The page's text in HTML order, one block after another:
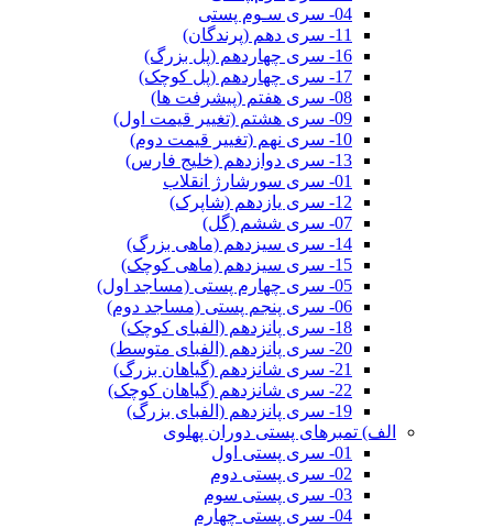
04- سری سـوم پستی
11- سری دهم (پرندگان)
16- سری چهاردهم (پل بزرگ)
17- سری چهاردهم (پل کوچک)
08- سری هفتم (پیشرفت ها)
09- سری هشتم (تغییر قیمت اول)
10- سری نهم (تغییر قیمت دوم)
13- سری دوازدهم (خلیج فارس)
01- سری سورشارژ انقلاب
12- سری یازدهم (شاپرک)
07- سری ششم (گل)
14- سری سیزدهم (ماهی بزرگ)
15- سری سیزدهم (ماهی کوچک)
05- سری چهارم پستی (مساجد اول)
06- سری پنجم پستی (مساجد دوم)
18- سری پانزدهم (الفبای کوچک)
20- سری پانزدهم (الفبای متوسط)
21- سری شانزدهم (گیاهان بزرگ)
22- سری شانزدهم (گیاهان کوچک)
19- سری پانزدهم (الفبای بزرگ)
الف) تمبرهای پستی دوران پهلوی
01- سری پستی اول
02- سری پستی دوم
03- سری پستی سوم
04- سری پستی چهارم